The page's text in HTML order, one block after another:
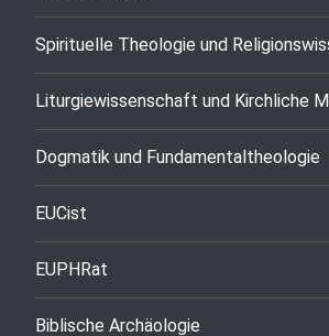
Spirituelle Theologie und
Liturgiewissenschaft und Kirchliche
Dogmatik und Fundamentaltheologie
EUCist
EUPHRat
Biblische Archäologie